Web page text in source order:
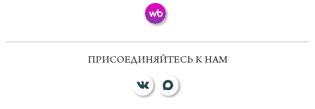
ПРИСОЕДИНЯЙТЕСЬ К НАМ